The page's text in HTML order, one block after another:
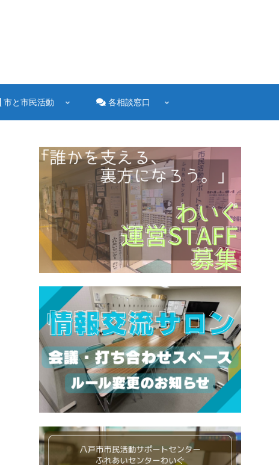
市と市民活動 各相談窓口